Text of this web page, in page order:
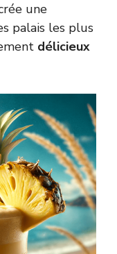
une
palais les plus
délicieux